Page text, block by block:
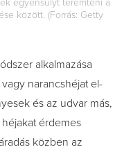
egyensúlyt teremteni a
között. (Forrás: Getty
alkalmazása
narancshéjat el-
és az udvar más,
érdemes
közben az